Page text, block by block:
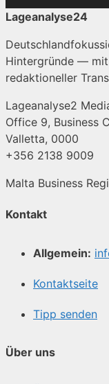
Lageanalyse24
Hintergründe — mit
redaktioneller
Lageanalyse2
Office 9, Business
Valletta, 0000
+356 2138 9009
Malta Business
Kontakt
Allgemein:
Kontaktseite
Tipp senden
Über uns